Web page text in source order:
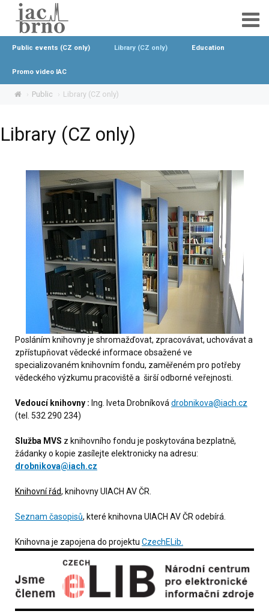
Public events (CZ only) Library (CZ only) Education
Promo video IAC
Public Library (CZ only)
Library (CZ only)
Posláním knihovny je shromažďovat, zpracovávat, uchovávat a
zpřístupňovat vědecké informace obsažené ve
specializovaném knihovním fondu, zaměřeném pro potřeby
vědeckého výzkumu pracoviště a širší odborné veřejnosti.
Vedoucí knihovny : Ing. Iveta Drobníková drobnikova@iach.cz
(tel. 532 290 234)
Služba MVS z knihovního fondu je poskytována bezplatně,
žádanky o kopie zasílejte elektronicky na adresu:
drobnikova@iach.cz
Knihovní řád, knihovny UIACH AV ČR.
Seznam časopisů, které knihovna UIACH AV ČR odebírá.
Knihovna je zapojena do projektu CzechELib.